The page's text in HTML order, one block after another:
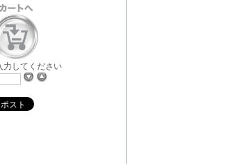
力してください